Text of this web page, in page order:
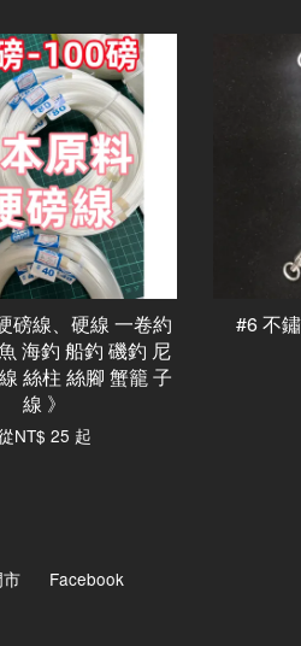
磅線、硬線 一卷約
海釣 船釣 磯釣 尼
絲柱 絲腳 蟹籠 子
線 》
NT$ 25 起
#6 不
Facebook